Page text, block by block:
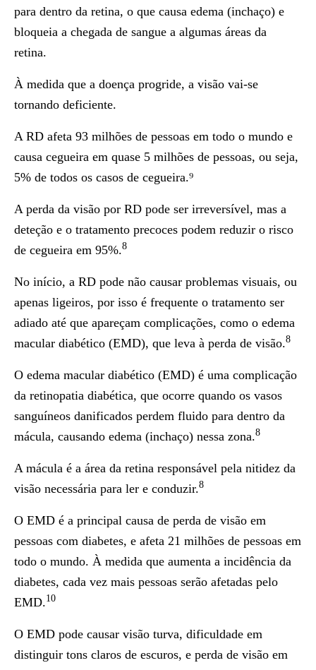
para dentro da retina, o que causa edema (inchaço) e
bloqueia a chegada de sangue a algumas áreas da
retina.
À medida que a doença progride, a visão vai-se
tornando deficiente.
A RD afeta 93 milhões de pessoas em todo o mundo e
causa cegueira em quase 5 milhões de pessoas, ou seja,
5% de todos os casos de cegueira.⁹
A perda da visão por RD pode ser irreversível, mas a
deteção e o tratamento precoces podem reduzir o risco
de cegueira em 95%.8
No início, a RD pode não causar problemas visuais, ou
apenas ligeiros, por isso é frequente o tratamento ser
adiado até que apareçam complicações, como o edema
macular diabético (EMD), que leva à perda de visão.8
O edema macular diabético (EMD) é uma complicação
da retinopatia diabética, que ocorre quando os vasos
sanguíneos danificados perdem fluido para dentro da
mácula, causando edema (inchaço) nessa zona.8
A mácula é a área da retina responsável pela nitidez da
visão necessária para ler e conduzir.8
O EMD é a principal causa de perda de visão em
pessoas com diabetes, e afeta 21 milhões de pessoas em
todo o mundo. À medida que aumenta a incidência da
diabetes, cada vez mais pessoas serão afetadas pelo
EMD.10
O EMD pode causar visão turva, dificuldade em
distinguir tons claros de escuros, e perda de visão em